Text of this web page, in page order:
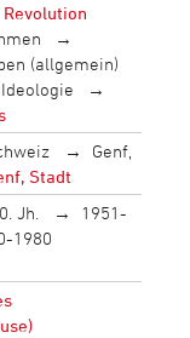
Revolution
(allgemein)
Genf,
Stadt
Jh.
1951-
1980